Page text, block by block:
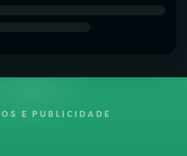
E PUBLICIDADE